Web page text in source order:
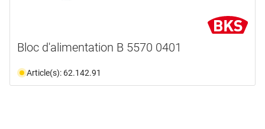
Bloc d'alimentation B 5570 0401
Article(s): 62.142.91